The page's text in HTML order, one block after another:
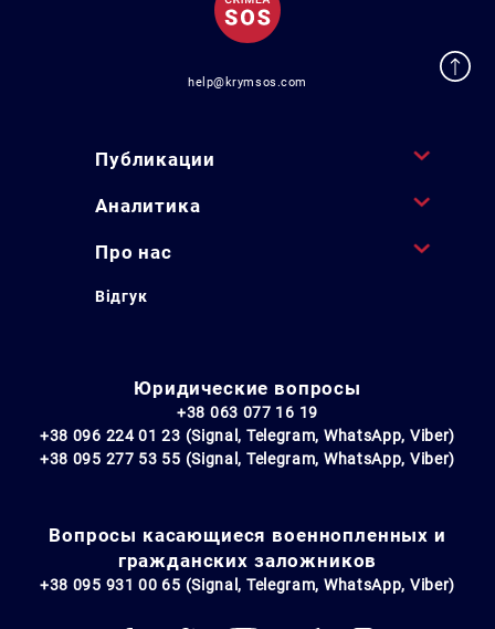
help@krymsos.com
Публикации
Аналитика
Про нас
Відгук
Юридические вопросы
+38 063 077 16 19
+38 096 224 01 23 (Signal, Telegram, WhatsApp, Viber)
+38 095 277 53 55 (Signal, Telegram, WhatsApp, Viber)
Вопросы касающиеся военнопленных и
гражданских заложников
+38 095 931 00 65 (Signal, Telegram, WhatsApp, Viber)